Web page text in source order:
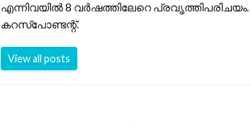
എന്നിവയിൽ 8 വർഷത്തിലേറെ
കറസ്പോണ്ടന്റ്.
View all posts